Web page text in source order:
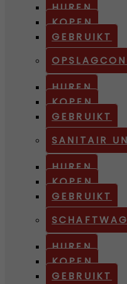
HUREN
KOPEN
GEBRUIKT
HUREN
KOPEN
GEBRUIKT
SANITAIR
HUREN
KOPEN
GEBRUIKT
HUREN
KOPEN
GEBRUIKT